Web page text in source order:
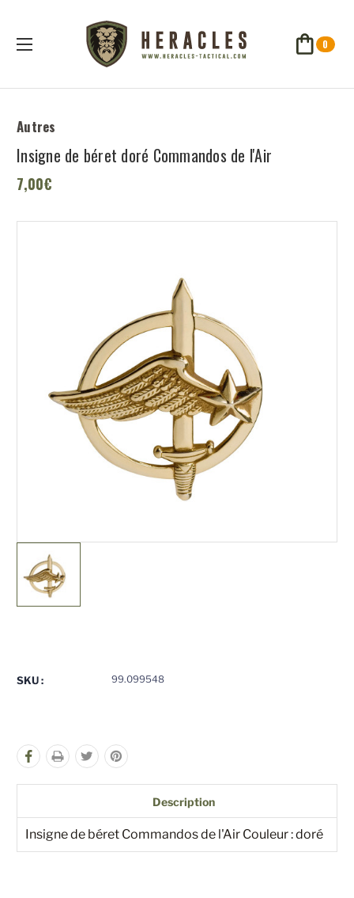
0
Autres
Insigne de béret doré Commandos de l'Air
7,00€
SKU : 99.099548
Description
Insigne de béret Commandos de l'Air Couleur : doré